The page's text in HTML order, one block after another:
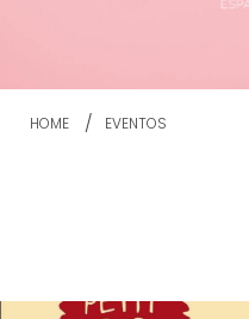
HOME EVENTOS